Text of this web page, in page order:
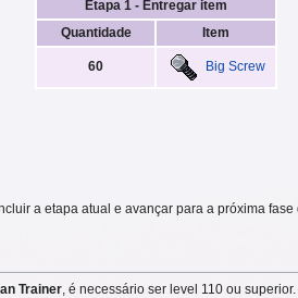
Etapa 1 - Entregar item
Quantidade
Item
60 Big Screw
a etapa atual e avançar para a próxima fase
Trainer , é necessário ser level 110 ou superior.